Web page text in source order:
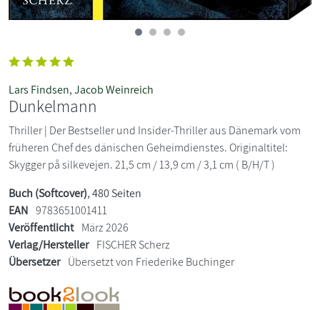
Lars Findsen,Jacob Weinreich
Dunkelmann
Thriller | Der Bestseller und Insider-Thriller aus Dänemark vom
früheren Chef des dänischen Geheimdienstes. Originaltitel:
Skygger på silkevejen. 21,5 cm / 13,9 cm / 3,1 cm ( B/H/T )
Buch (Softcover), 480 Seiten
EAN 9783651001411
Veröffentlicht März 2026
Verlag/Hersteller FISCHER Scherz
Übersetzer Übersetzt von Friederike Buchinger